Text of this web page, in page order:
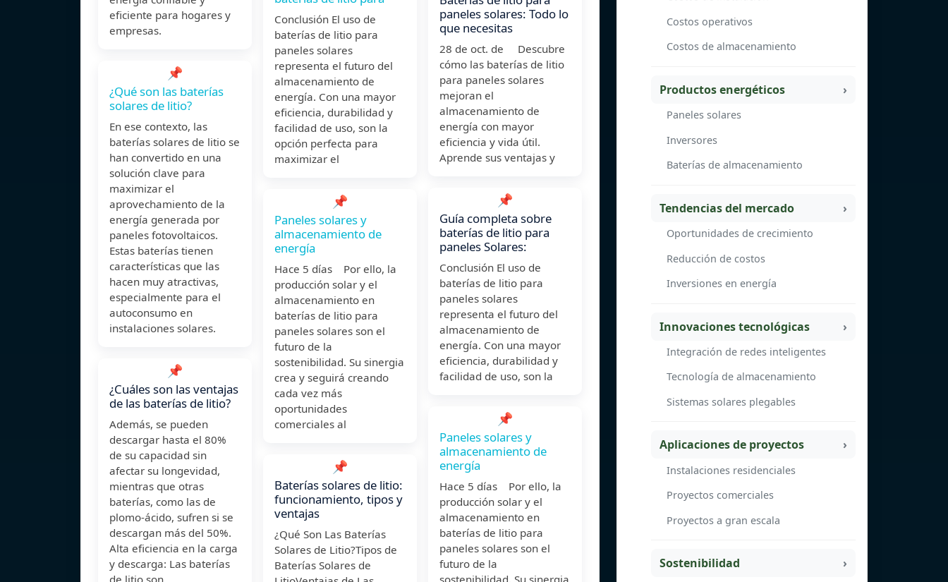
eficiente para hogares y
empresas.
📌
¿Qué son las baterías
solares de litio?
En ese contexto, las
baterías solares de litio se
han convertido en una
solución clave para
maximizar el
aprovechamiento de la
energía generada por
paneles fotovoltaicos.
Estas baterías tienen
características que las
hacen muy atractivas,
especialmente para el
autoconsumo en
instalaciones solares.
📌
¿Cuáles son las ventajas
de las baterías de litio?
Además, se pueden
descargar hasta el 80%
de su capacidad sin
afectar su longevidad,
mientras que otras
baterías, como las de
plomo-ácido, sufren si se
descargan más del 50%.
Alta eficiencia en la carga
y descarga: Las baterías
Conclusión El uso de
baterías de litio para
paneles solares
representa el futuro del
almacenamiento de
energía. Con una mayor
eficiencia, durabilidad y
facilidad de uso, son la
opción perfecta para
maximizar el
📌
Paneles solares y
almacenamiento de
energía
Hace 5 días Por ello, la
producción solar y el
almacenamiento en
baterías de litio para
paneles solares son el
futuro de la
sostenibilidad. Su sinergia
crea y seguirá creando
cada vez más
oportunidades
comerciales al
📌
Baterías solares de litio:
funcionamiento, tipos y
ventajas
¿Qué Son Las Baterías
Solares de Litio?Tipos de
Baterías Solares de
paneles solares: Todo lo
que necesitas
28 de oct. de Descubre
cómo las baterías de litio
para paneles solares
mejoran el
almacenamiento de
energía con mayor
eficiencia y vida útil.
Aprende sus ventajas y
📌
Guía completa sobre
baterías de litio para
paneles Solares:
Conclusión El uso de
baterías de litio para
paneles solares
representa el futuro del
almacenamiento de
energía. Con una mayor
eficiencia, durabilidad y
facilidad de uso, son la
📌
Paneles solares y
almacenamiento de
energía
Hace 5 días Por ello, la
producción solar y el
almacenamiento en
baterías de litio para
paneles solares son el
futuro de la
Costos operativos
Costos de almacenamiento
Productos energéticos
Paneles solares
Inversores
Baterías de almacenamiento
Tendencias del mercado
Oportunidades de crecimiento
Reducción de costos
Inversiones en energía
Innovaciones tecnológicas
Integración de redes inteligentes
Tecnología de almacenamiento
Sistemas solares plegables
Aplicaciones de proyectos
Instalaciones residenciales
Proyectos comerciales
Proyectos a gran escala
Sostenibilidad